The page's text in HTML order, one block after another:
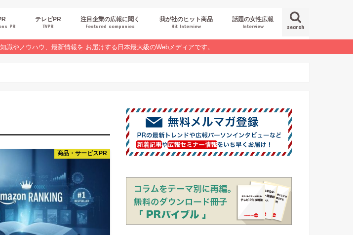
search
PR
テレビPR
TVPR
注目企業の広報に聞く
Featured companies
我が社のヒット商品
Hit Interview
話題の女性広報
Interview
やノウハウ、最新情報を お届けする日本最大級のWebメディアです。
商品・サービスPR